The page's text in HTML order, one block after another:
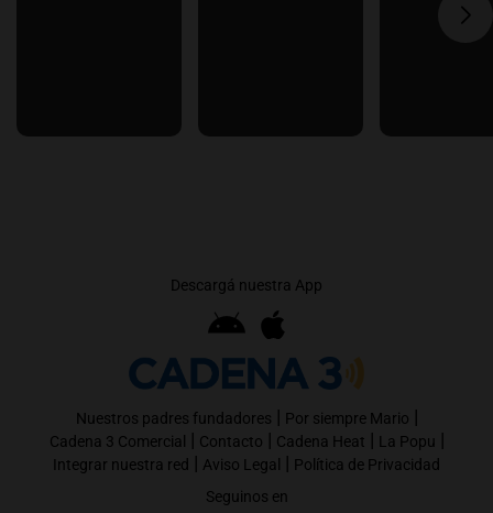
Descargá nuestra App
Nuestros padres fundadores | Por siempre Mario |
Cadena 3 Comercial | Contacto | Cadena Heat | La Popu |
Integrar nuestra red | Aviso Legal | Política de Privacidad
Seguinos en